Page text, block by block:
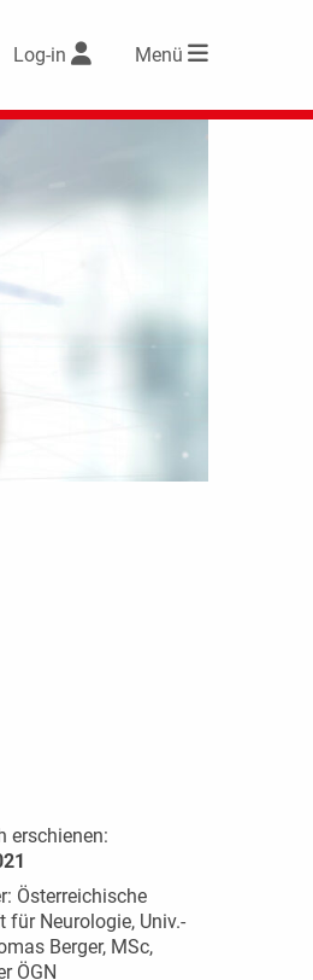
Log-in Menü
erschienen:
Österreichische
für Neurologie, Univ.-
Berger, MSc,
ÖGN